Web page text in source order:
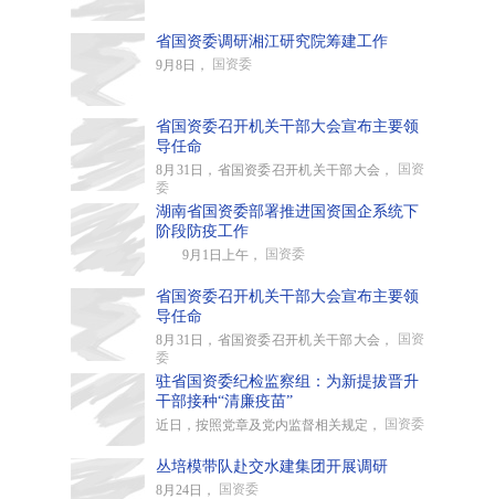
省国资委调研湘江研究院筹建工作
9月8日， 国资委
省国资委召开机关干部大会宣布主要领
导任命
8月31日，省国资委召开机关干部大会，
国资
委
湖南省国资委部署推进国资国企系统下
阶段防疫工作
9月1日上午， 国资委
省国资委召开机关干部大会宣布主要领
导任命
8月31日，省国资委召开机关干部大会，
国资
委
驻省国资委纪检监察组：为新提拔晋升
干部接种“清廉疫苗”
近日，按照党章及党内监督相关规定， 国资委
丛培模带队赴交水建集团开展调研
8月24日， 国资委